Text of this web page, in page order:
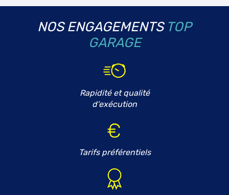
NOS ENGAGEMENTS TOP
GARAGE
Rapidité et qualité
d'exécution
Tarifs préférentiels